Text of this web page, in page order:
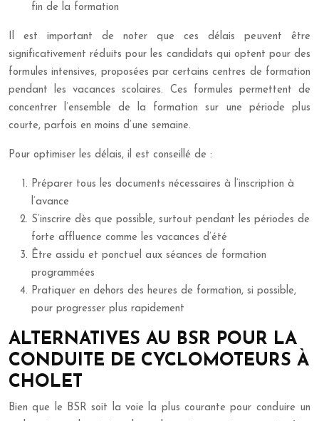
fin de la formation
Il est important de noter que ces délais peuvent être
significativement réduits pour les candidats qui optent pour des
formules intensives, proposées par certains centres de formation
pendant les vacances scolaires. Ces formules permettent de
concentrer l’ensemble de la formation sur une période plus
courte, parfois en moins d’une semaine.
Pour optimiser les délais, il est conseillé de :
Préparer tous les documents nécessaires à l’inscription à
l’avance
S’inscrire dès que possible, surtout pendant les périodes de
forte affluence comme les vacances d’été
Être assidu et ponctuel aux séances de formation
programmées
Pratiquer en dehors des heures de formation, si possible,
pour progresser plus rapidement
ALTERNATIVES AU BSR POUR LA
CONDUITE DE CYCLOMOTEURS À
CHOLET
Bien que le BSR soit la voie la plus courante pour conduire un